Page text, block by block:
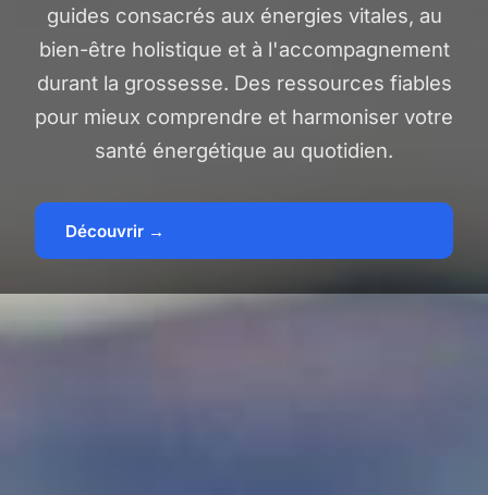
guides consacrés aux énergies vitales, au
bien-être holistique et à l'accompagnement
durant la grossesse. Des ressources fiables
pour mieux comprendre et harmoniser votre
santé énergétique au quotidien.
Découvrir →